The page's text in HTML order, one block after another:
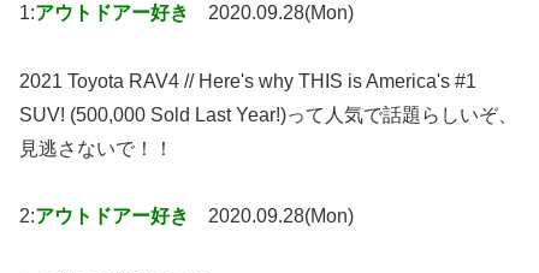
1:アウトドアー好き 2020.09.28(Mon)
2021 Toyota RAV4 // Here's why THIS is America's #1
SUV! (500,000 Sold Last Year!)って人気で話題らしいぞ、
見逃さないで！！
2:アウトドアー好き 2020.09.28(Mon)